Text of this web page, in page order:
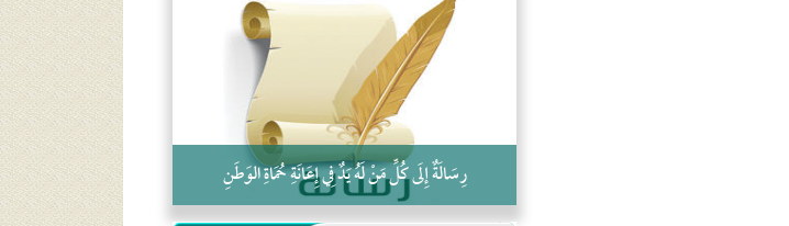
التَّعْلِيمُ القُرْآنِي
كلمة إلى إخواني السلفيين في الجزائر
رِسَالَةٌ إِلَى كُلِّ مَنْ لَهُ يَدٌ فِي إِعَانَةِ حُمَاةِ الوَطَنِ